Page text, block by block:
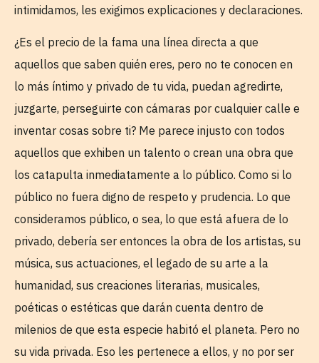
intimidamos, les exigimos explicaciones y declaraciones.
¿Es el precio de la fama una línea directa a que
aquellos que saben quién eres, pero no te conocen en
lo más íntimo y privado de tu vida, puedan agredirte,
juzgarte, perseguirte con cámaras por cualquier calle e
inventar cosas sobre ti? Me parece injusto con todos
aquellos que exhiben un talento o crean una obra que
los catapulta inmediatamente a lo público. Como si lo
público no fuera digno de respeto y prudencia. Lo que
consideramos público, o sea, lo que está afuera de lo
privado, debería ser entonces la obra de los artistas, su
música, sus actuaciones, el legado de su arte a la
humanidad, sus creaciones literarias, musicales,
poéticas o estéticas que darán cuenta dentro de
milenios de que esta especie habitó el planeta. Pero no
su vida privada. Eso les pertenece a ellos, y no por ser